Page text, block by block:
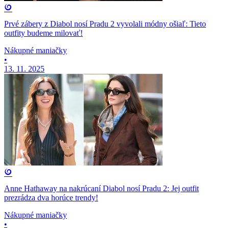
Prvé zábery z Diabol nosí Pradu 2 vyvolali módny ošiaľ: Tieto
outfity budeme milovať!
Nákupné maniačky
•
13. 11. 2025
Anne Hathaway na nakrúcaní Diabol nosí Pradu 2: Jej outfit
prezrádza dva horúce trendy!
Nákupné maniačky
•